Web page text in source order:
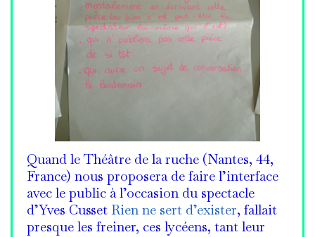
Quand le Théâtre de la ruche (Nantes, 44,
France) nous proposera de faire l’interface
avec le public à l’occasion du spectacle
d’Yves Cusset Rien ne sert d’exister, fallait
presque les freiner, ces lycéens, tant leur